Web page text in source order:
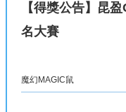
【得獎公告】昆
名大賽
魔幻MAGIC鼠